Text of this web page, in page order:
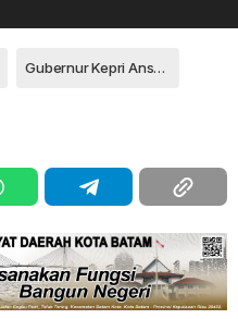
Gubernur Kepri Ansar Ahmad